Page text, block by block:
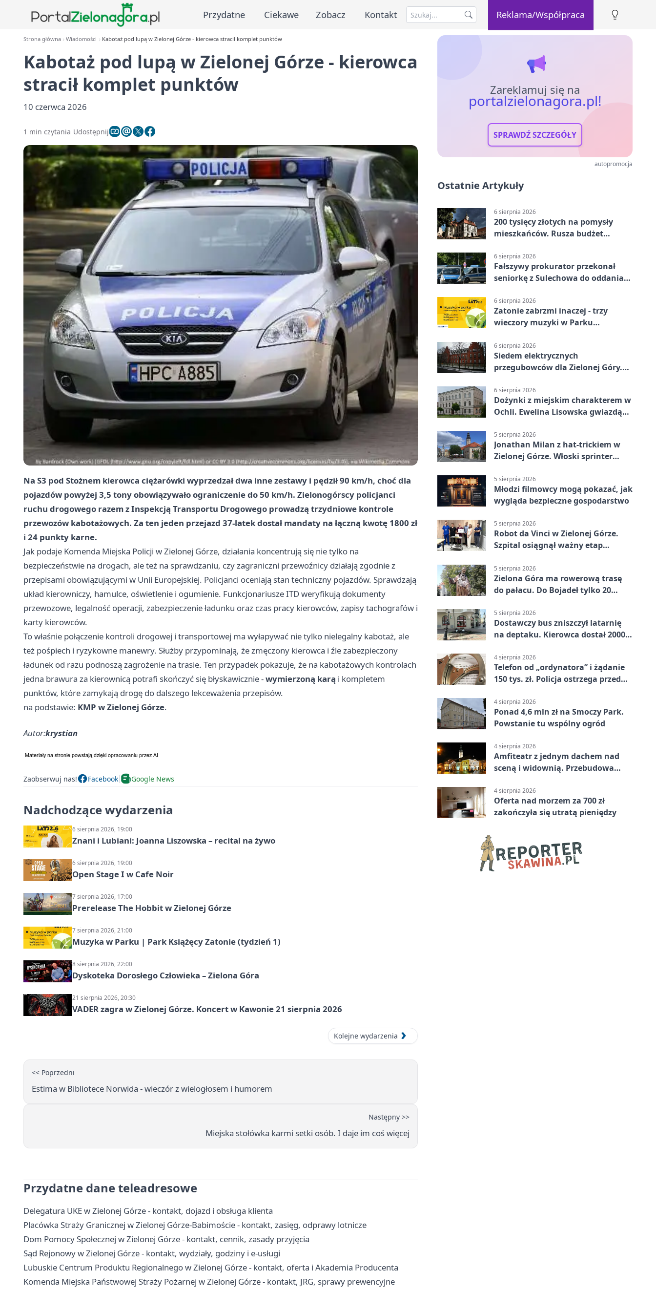
Przydatne Ciekawe Zobacz Kontakt Reklama/Współpraca
Strona główna Wiadomości Kabotaż pod lupą w Zielonej Górze - kierowca stracił komplet punktów
Kabotaż pod lupą w Zielonej Górze - kierowca
stracił komplet punktów
10 czerwca 2026
1 min czytania Udostępnij
Na S3 pod Stożnem kierowca ciężarówki wyprzedzał dwa inne zestawy i pędził 90 km/h, choć dla
pojazdów powyżej 3,5 tony obowiązywało ograniczenie do 50 km/h. Zielonogórscy policjanci
ruchu drogowego razem z Inspekcją Transportu Drogowego prowadzą trzydniowe kontrole
przewozów kabotażowych. Za ten jeden przejazd 37-latek dostał mandaty na łączną kwotę 1800 zł
i 24 punkty karne.
Jak podaje Komenda Miejska Policji w Zielonej Górze, działania koncentrują się nie tylko na
bezpieczeństwie na drogach, ale też na sprawdzaniu, czy zagraniczni przewoźnicy działają zgodnie z
przepisami obowiązującymi w Unii Europejskiej. Policjanci oceniają stan techniczny pojazdów. Sprawdzają
układ kierowniczy, hamulce, oświetlenie i ogumienie. Funkcjonariusze ITD weryfikują dokumenty
przewozowe, legalność operacji, zabezpieczenie ładunku oraz czas pracy kierowców, zapisy tachografów i
karty kierowców.
To właśnie połączenie kontroli drogowej i transportowej ma wyłapywać nie tylko nielegalny kabotaż, ale
też pośpiech i ryzykowne manewry. Służby przypominają, że zmęczony kierowca i źle zabezpieczony
ładunek od razu podnoszą zagrożenie na trasie. Ten przypadek pokazuje, że na kabotażowych kontrolach
jedna brawura za kierownicą potrafi skończyć się błyskawicznie -wymierzoną karą i kompletem
punktów, które zamykają drogę do dalszego lekceważenia przepisów.
na podstawie: KMP w Zielonej Górze.
Autor:krystian
Zaobserwuj nas! Facebook Google News
Nadchodzące wydarzenia
6 sierpnia 2026, 19:00
Znani i Lubiani: Joanna Liszowska – recital na żywo
6 sierpnia 2026, 19:00
Open Stage I w Cafe Noir
7 sierpnia 2026, 17:00
Prerelease The Hobbit w Zielonej Górze
7 sierpnia 2026, 21:00
Muzyka w Parku | Park Książęcy Zatonie (tydzień 1)
8 sierpnia 2026, 22:00
Dyskoteka Dorosłego Człowieka – Zielona Góra
21 sierpnia 2026, 20:30
VADER zagra w Zielonej Górze. Koncert w Kawonie 21 sierpnia 2026
Kolejne wydarzenia
<< Poprzedni
Estima w Bibliotece Norwida - wieczór z wielogłosem i humorem
Następny >>
Miejska stołówka karmi setki osób. I daje im coś więcej
Przydatne dane teleadresowe
Delegatura UKE w Zielonej Górze - kontakt, dojazd i obsługa klienta
Placówka Straży Granicznej w Zielonej Górze-Babimoście - kontakt, zasięg, odprawy lotnicze
Dom Pomocy Społecznej w Zielonej Górze - kontakt, cennik, zasady przyjęcia
Sąd Rejonowy w Zielonej Górze - kontakt, wydziały, godziny i e-usługi
Lubuskie Centrum Produktu Regionalnego w Zielonej Górze - kontakt, oferta i Akademia Producenta
Komenda Miejska Państwowej Straży Pożarnej w Zielonej Górze - kontakt, JRG, sprawy prewencyjne
Zareklamuj się na
portalzielonagora.pl!
SPRAWDŹ SZCZEGÓŁY
autopromocja
Ostatnie Artykuły
6 sierpnia 2026
200 tysięcy złotych na pomysły
mieszkańców. Rusza budżet
6 sierpnia 2026
Fałszywy prokurator przekonał
seniorkę z Sulechowa do oddania
6 sierpnia 2026
Zatonie zabrzmi inaczej - trzy
wieczory muzyki w Parku
6 sierpnia 2026
Siedem elektrycznych
przegubowców dla Zielonej Góry.
6 sierpnia 2026
Dożynki z miejskim charakterem w
Ochli. Ewelina Lisowska gwiazdą
5 sierpnia 2026
Jonathan Milan z hat-trickiem w
Zielonej Górze. Włoski sprinter
5 sierpnia 2026
Młodzi filmowcy mogą pokazać, jak
wygląda bezpieczne gospodarstwo
5 sierpnia 2026
Robot da Vinci w Zielonej Górze.
Szpital osiągnął ważny etap
5 sierpnia 2026
Zielona Góra ma rowerową trasę
do pałacu. Do Bojadeł tylko 20
5 sierpnia 2026
Dostawczy bus zniszczył latarnię
na deptaku. Kierowca dostał 2000
4 sierpnia 2026
Telefon od „ordynatora” i żądanie
150 tys. zł. Policja ostrzega przed
4 sierpnia 2026
Ponad 4,6 mln zł na Smoczy Park.
Powstanie tu wspólny ogród
4 sierpnia 2026
Amfiteatr z jednym dachem nad
sceną i widownią. Przebudowa
4 sierpnia 2026
Oferta nad morzem za 700 zł
zakończyła się utratą pieniędzy